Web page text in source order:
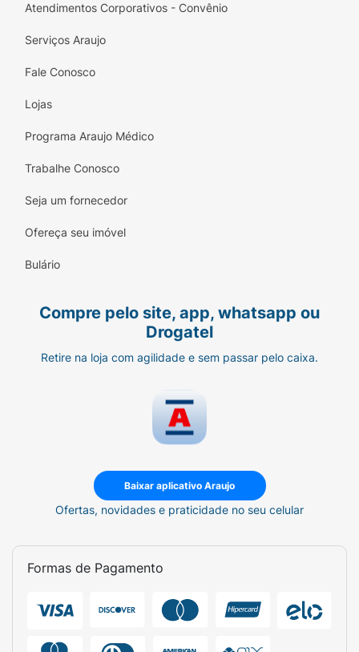
espelhado que reflete a luz e valoriza o
sorriso.
Textura Não Pegajosa:
facilita a aplicação precisa e uniforme.
Design Colecionável:
animais, seguindo o padrão Ruby Rose.
Aplique oLip Oil Gimme Bling
diretamente sobre os lábios limpos.
Comece pelo centro e deslize para as
Reaplique sempre que desejar um boost
de hidratação ou brilho extra.
Dica de Estilo:Use como "top coat"
sobre um batom matte para transformar
o acabamento em segundos.
Ficha Técnica:
Ruby Rose.
Linha:
Gimme Bling Plush.
Cor:
Popstar (HB-507).
Atendimentos Corporativos - Convênio
Serviços Araujo
Fale Conosco
Lojas
Programa Araujo Médico
Trabalhe Conosco
Seja um fornecedor
Ofereça seu imóvel
Bulário
Compre pelo site, app, whatsapp ou
Drogatel
Retire na loja com agilidade e sem passar pelo caixa.
Baixar aplicativo Araujo
Ofertas, novidades e praticidade no seu celular
Formas de Pagamento